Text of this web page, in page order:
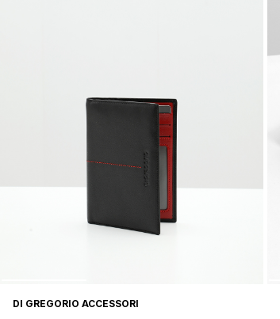
DI GREGORIO ACCESSORI